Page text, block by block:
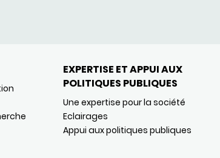
EXPERTISE ET APPUI AUX
POLITIQUES PUBLIQUES
Une expertise pour la société
Eclairages
Appui aux politiques publiques